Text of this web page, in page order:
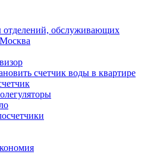
отделений, обслуживающих
счетчик воды в квартире